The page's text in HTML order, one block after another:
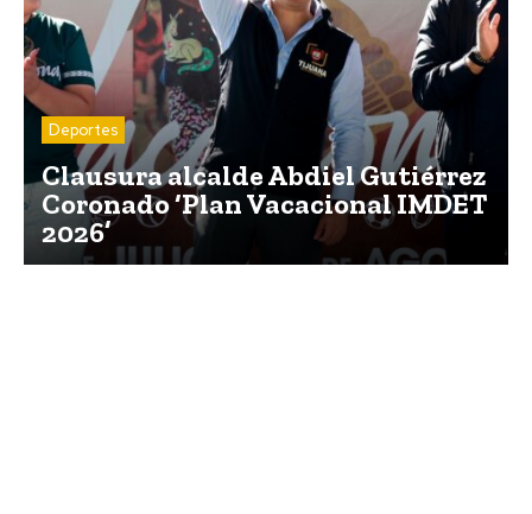
Deportes
Clausura alcalde Abdiel Gutiérrez
Coronado ‘Plan Vacacional IMDET
2026’